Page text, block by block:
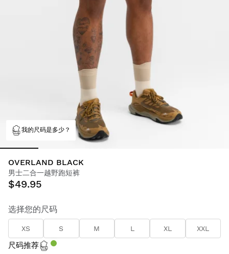
我的尺码是多少？
OVERLAND BLACK
男士二合一越野跑短裤
$49.95
选择您的尺码
XS S M L XL XXL
尺码推荐